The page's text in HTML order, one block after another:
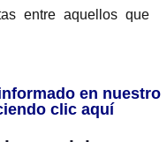
entre aquellos que
en nuestro
clic aquí